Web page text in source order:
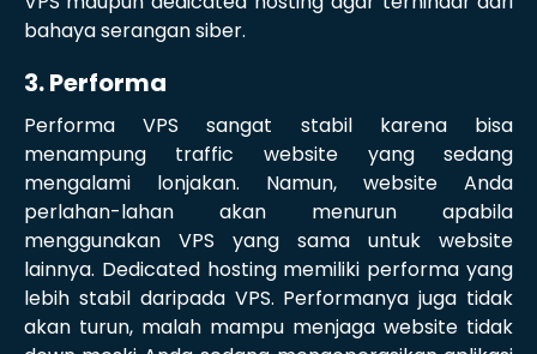
bahaya serangan siber.
3. Performa
Performa VPS sangat stabil karena bisa
menampung traffic website yang sedang
mengalami lonjakan. Namun, website Anda
perlahan-lahan akan menurun apabila
menggunakan VPS yang sama untuk website
lainnya. Dedicated hosting memiliki performa yang
lebih stabil daripada VPS. Performanya juga tidak
akan turun, malah mampu menjaga website tidak